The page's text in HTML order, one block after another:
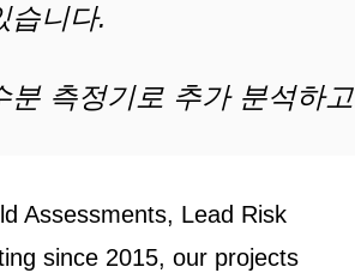
습니다.
측정기로 추가 분석하고
Assessments, Lead Risk
since 2015, our projects